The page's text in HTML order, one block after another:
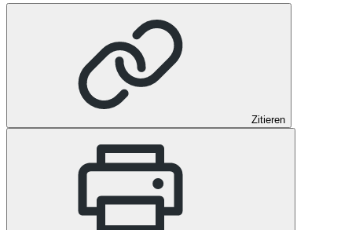
Zitieren